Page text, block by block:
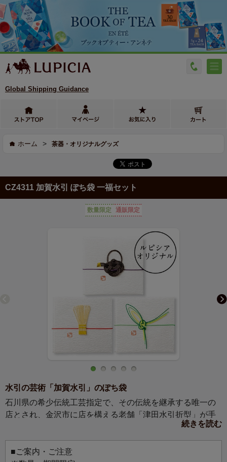
Global Shipping Guidance
ホーム > 茶器・オリジナルグッズ
CZ4311 加賀水引 ぽち袋 一福セット
数量限定 通販限定
水引の芸術「加賀水引」のぽち袋
石川県の希少伝統工芸指定で、その伝統を継承する唯一の
店とされ、金沢市に店を構える老舗「津田水引折型」が手
加賀水引とは、約100年前に初代・津田左右吉が、それまで
の平面的だった水引の包み方を立体的に、そして結び方を
続きを読む
■ご案内・ご注意